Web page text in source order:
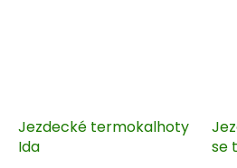
Jezdecké termokalhoty
Ida
se